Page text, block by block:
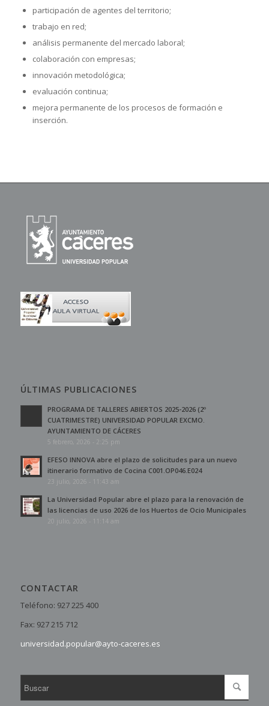
participación de agentes del territorio;
trabajo en red;
análisis permanente del mercado laboral;
colaboración con empresas;
innovación metodológica;
evaluación continua;
mejora permanente de los procesos de formación e
inserción.
ÚLTIMAS PUBLICACIONES
PROGRAMA DE TALLERES ABIERTOS 2025-2026 (2º
CUATRIMESTRE) UNIVERSIDAD POPULAR EXCMO.
AYUNTAMIENTO DE CÁCERES
5 febrero, 2026 - 2:25 pm
EFESO INNOVA abre el plazo de solicitudes para un nuevo
itinerario formativo de Cocina C001.OP046.E024
23 julio, 2026 - 11:43 am
La Universidad Popular abre el plazo para la renovación de
las licencias de uso 2026 de los Huertos de Ocio Municipales
20 julio, 2026 - 11:14 am
CONTACTAR
Teléfono: 927 225 400
Fax: 927 215 712
universidad.popular@ayto-caceres.es